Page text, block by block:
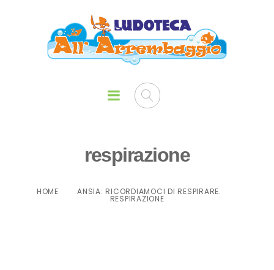
respirazione
HOME ANSIA: RICORDIAMOCI DI RESPIRARE.
RESPIRAZIONE